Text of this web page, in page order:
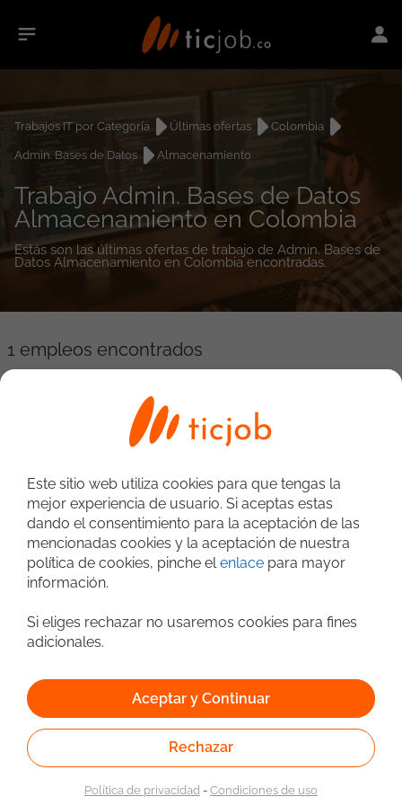
Trabajos IT por Categoría Últimas ofertas
Colombia
Admin. Bases de Datos
Almacenamiento
Trabajo Admin. Bases de Datos
Almacenamiento en Colombia
Estás son las últimas ofertas de trabajo de Admin. Bases de
Datos Almacenamiento en Colombia encontradas.
1 empleos encontrados
Administrador de Bases de Datos (DBA)
CS3 SAS
Rol: Administrador de Bases de Datos
(DBA) Objetivo del cargo: Administrar,
mantener y optimizar las bases de datos
SQL Server de la organización,
garantizando disponibilidad,
de desarrollo y operación. Requisitos
estadísticas y execution plans. Bloqueos,
deadlocks y concurrencia. Experiencia
en Backup/Restore y recuperación ante
básica dirigida a Base de datos.
Desarrollador Bases de Datos
Admin. Bases de Datos
Almacenamiento
Cloud
Gestores de Bases de Datos (SGBD)
SQL Server
Redes
Windows
Windows Server
1
Búsqueda avanzada
Este sitio web utiliza cookies para que tengas la
mejor experiencia de usuario. Si aceptas estas
dando el consentimiento para la aceptación de las
mencionadas cookies y la aceptación de nuestra
política de cookies, pinche elenlace para mayor
información.
Si eliges rechazar no usaremos cookies para fines
adicionales.
Aceptar y Continuar
Rechazar
Política de privacidad-Condiciones de uso